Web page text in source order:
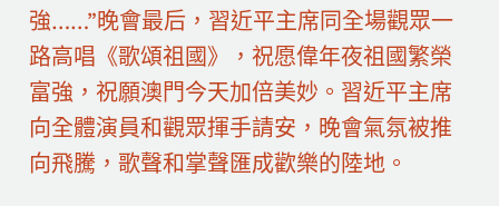
強……”晚會最后，習近平主席同全場觀眾一
路高唱《歌頌祖國》，祝愿偉年夜祖國繁榮
富強，祝願澳門今天加倍美妙。習近平主席
向全體演員和觀眾揮手請安，晚會氣氛被推
向飛騰，歌聲和掌聲匯成歡樂的陸地。